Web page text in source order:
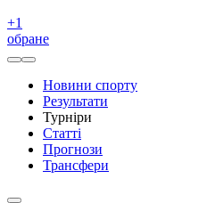
+1
обране
Новини спорту
Результати
Турніри
Статті
Прогнози
Трансфери